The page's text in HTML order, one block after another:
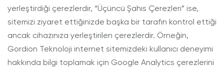
yerleştirdiği çerezlerdir, “Üçüncü Şahıs Çerezleri” ise,
sitemizi ziyaret ettiğinizde başka bir tarafın kontrol ettiği
ancak cihazınıza yerleştirilen çerezlerdir. Örneğin,
Gordion Teknoloji internet sitemizdeki kullanıcı deneyimi
hakkında bilgi toplamak için Google Analytics çerezlerini